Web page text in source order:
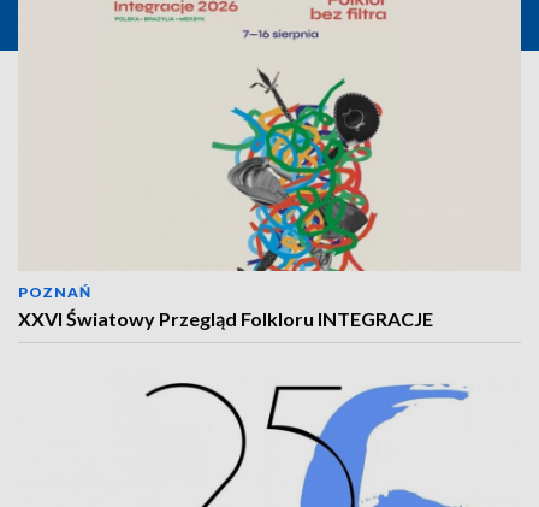
POZNAŃ
XXVI Światowy Przegląd Folkloru INTEGRACJE